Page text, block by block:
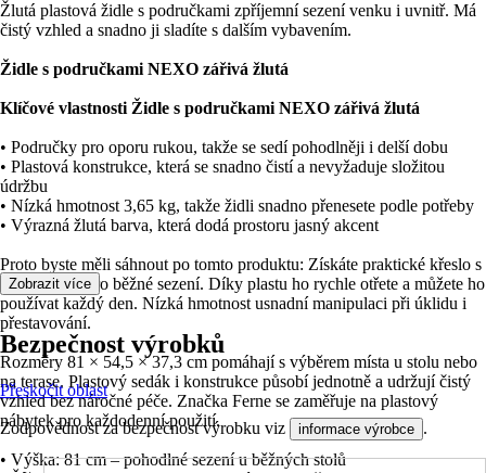
Žlutá plastová židle s područkami zpříjemní sezení venku i uvnitř. Má
čistý vzhled a snadno ji sladíte s dalším vybavením.
Židle s područkami NEXO zářivá žlutá
Klíčové vlastnosti Židle s područkami NEXO zářivá žlutá
• Područky pro oporu rukou, takže se sedí pohodlněji i delší dobu
• Plastová konstrukce, která se snadno čistí a nevyžaduje složitou
údržbu
• Nízká hmotnost 3,65 kg, takže židli snadno přenesete podle potřeby
• Výrazná žlutá barva, která dodá prostoru jasný akcent
Proto byste měli sáhnout po tomto produktu: Získáte praktické křeslo s
područkami pro běžné sezení. Díky plastu ho rychle otřete a můžete ho
používat každý den. Nízká hmotnost usnadní manipulaci při úklidu i
přestavování.
Rozměry 81 × 54,5 × 37,3 cm pomáhají s výběrem místa u stolu nebo
na terase. Plastový sedák i konstrukce působí jednotně a udržují čistý
vzhled bez náročné péče. Značka Ferne se zaměřuje na plastový
nábytek pro každodenní použití.
• Výška: 81 cm – pohodlné sezení u běžných stolů
Zobrazit více
Bezpečnost výrobků
Přeskočit oblast
Zodpovědnost za bezpečnost výrobku viz informace výrobce .